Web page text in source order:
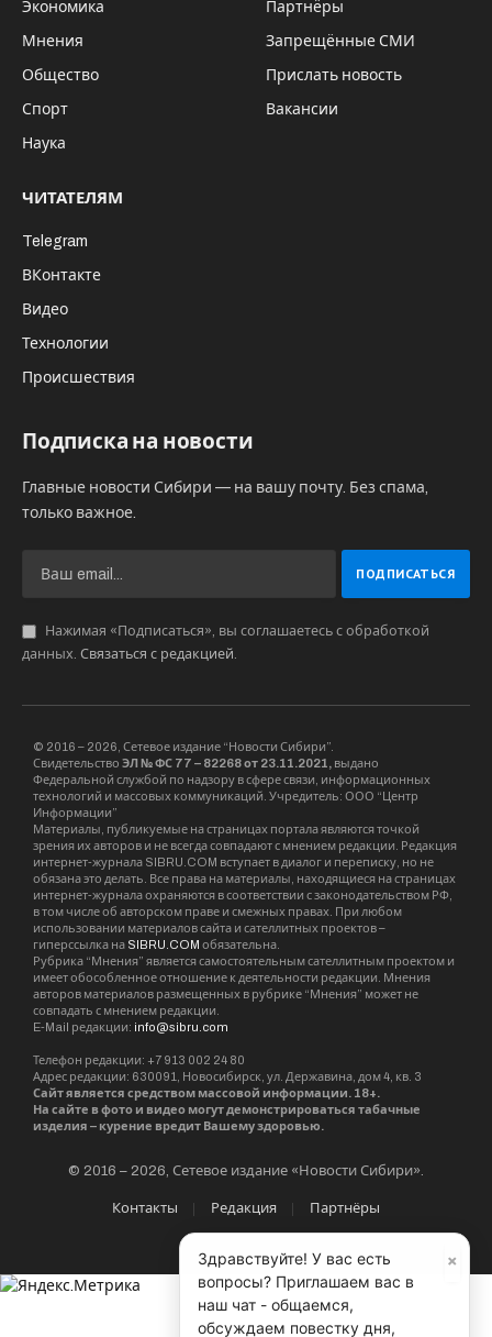
Экономика
Мнения
Общество
Спорт
Наука
Партнёры
Запрещённые СМИ
Прислать новость
Вакансии
ЧИТАТЕЛЯМ
Telegram
ВКонтакте
Видео
Технологии
Происшествия
Подписка на новости
Главные новости Сибири — на вашу почту. Без спама,
только важное.
Нажимая «Подписаться», вы соглашаетесь с обработкой
данных. Связаться с редакцией.
© 2016 – 2026, Сетевое издание “Новости Сибири”.
Свидетельство ЭЛ № ФС 77 – 82268 от 23.11.2021, выдано
Федеральной службой по надзору в сфере связи, информационных
технологий и массовых коммуникаций. Учредитель: ООО “Центр
Информации”
Материалы, публикуемые на страницах портала являются точкой
зрения их авторов и не всегда совпадают с мнением редакции. Редакция
интернет-журнала SIBRU.COM вступает в диалог и переписку, но не
обязана это делать. Все права на материалы, находящиеся на страницах
интернет-журнала охраняются в соответствии с законодательством РФ,
в том числе об авторском праве и смежных правах. При любом
использовании материалов сайта и сателлитных проектов –
гиперссылка на SIBRU.COM обязательна.
Рубрика “Мнения” является самостоятельным сателлитным проектом и
имеет обособленное отношение к деятельности редакции. Мнения
авторов материалов размещенных в рубрике “Мнения” может не
совпадать с мнением редакции.
E-Mail редакции: info@sibru.com
Телефон редакции: +7 913 002 24 80
Адрес редакции: 630091, Новосибирск, ул. Державина, дом 4, кв. 3
Сайт является средством массовой информации. 18+.
На сайте в фото и видео могут демонстрироваться табачные
изделия – курение вредит Вашему здоровью.
© 2016 – 2026, Сетевое издание «Новости Сибири».
Контакты Редакция Партнёры
×
Здравствуйте! У вас есть
вопросы? Приглашаем вас в
наш чат - общаемся,
обсуждаем повестку дня,